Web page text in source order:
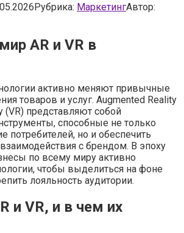
Рубрика: МаркетингАвтор:
AR и VR в
активно меняют привычные
товаров и услуг. Augmented Reality
(VR) представляют собой
способные не только
потребителей, но и обеспечить
с брендом. В эпоху
по всему миру активно
чтобы выделиться на фоне
лояльность аудитории.
и VR, и в чем их